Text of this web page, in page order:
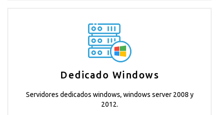
Dedicado Windows
Servidores dedicados windows, windows server 2008 y
2012.